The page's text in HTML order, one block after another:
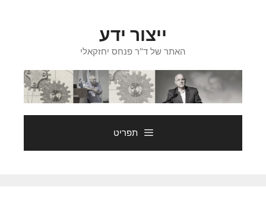
ייצור ידע
האתר של ד"ר פנחס יחזקאלי
תפריט